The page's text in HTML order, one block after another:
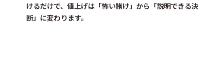
けるだけで、値上げは「怖い賭け」から「説明できる決
断」に変わります。